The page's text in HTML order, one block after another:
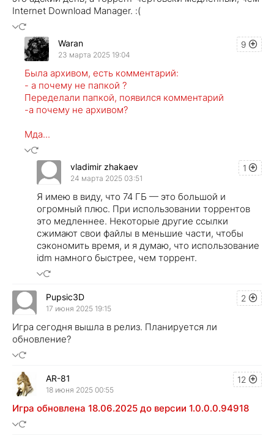
Internet Download Manager. :(
9
Waran
23 марта 2025 19:04
Была архивом, есть комментарий:
- а почему не папкой ?
Переделали папкой, появился комментарий
-а почему не архивом?
Мда...
1
vladimir zhakaev
24 марта 2025 03:51
Я имею в виду, что 74 ГБ — это большой и
огромный плюс. При использовании торрентов
это медленнее. Некоторые другие ссылки
сжимают свои файлы в меньшие части, чтобы
сэкономить время, и я думаю, что использование
idm намного быстрее, чем торрент.
2
Pupsic3D
17 июня 2025 19:15
Игра сегодня вышла в релиз. Планируется ли
обновление?
12
AR-81
18 июня 2025 00:55
Игра обновлена 18.06.2025 до версии 1.0.0.0.94918